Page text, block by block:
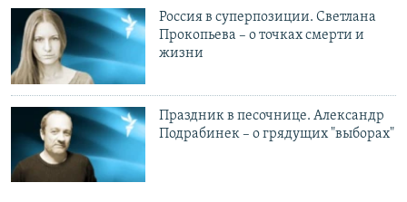
Россия в суперпозиции. Светлана
Прокопьева – о точках смерти и
жизни
Праздник в песочнице. Александр
Подрабинек – о грядущих "выборах"